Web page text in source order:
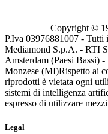
Copyright ©
P.Iva 03976881007 -
Mediamond S.p.A. - RTI
Amsterdam (Paesi Bassi)
Monzese (MI)Rispetto ai
riprodotti è vietata ogni
sistemi di intelligenza
espresso di utilizzare
Legal